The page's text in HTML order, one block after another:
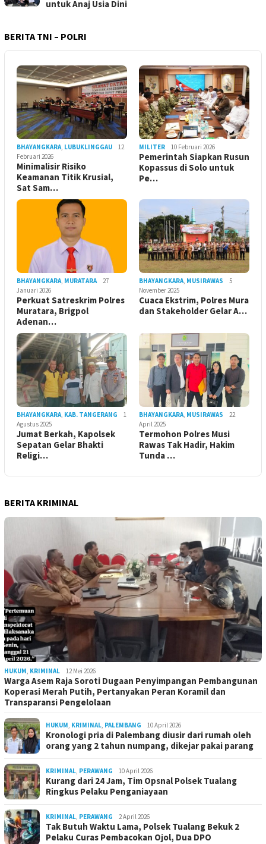
untuk Anaj Usia Dini
BERITA TNI – POLRI
BHAYANGKARA, LUBUKLINGGAU
12
Februari 2026
Minimalisir Risiko
Keamanan Titik Krusial,
Sat Sam…
MILITER 10 Februari 2026
Pemerintah Siapkan Rusun
Kopassus di Solo untuk
Pe…
BHAYANGKARA, MURATARA
27
Januari 2026
Perkuat Satreskrim Polres
Muratara, Brigpol
Adenan…
BHAYANGKARA, MUSIRAWAS
5
November 2025
Cuaca Ekstrim, Polres Mura
dan Stakeholder Gelar A…
BHAYANGKARA, KAB. TANGERANG
1
Agustus 2025
Jumat Berkah, Kapolsek
Sepatan Gelar Bhakti
Religi…
BHAYANGKARA, MUSIRAWAS
22
April 2025
Termohon Polres Musi
Rawas Tak Hadir, Hakim
Tunda …
BERITA KRIMINAL
HUKUM, KRIMINAL 12 Mei 2026
Warga Asem Raja Soroti Dugaan Penyimpangan Pembangunan
Koperasi Merah Putih, Pertanyakan Peran Koramil dan
Transparansi Pengelolaan
HUKUM, KRIMINAL, PALEMBANG 10 April 2026
Kronologi pria di Palembang diusir dari rumah oleh
orang yang 2 tahun numpang, dikejar pakai parang
KRIMINAL, PERAWANG 10 April 2026
Kurang dari 24 Jam, Tim Opsnal Polsek Tualang
Ringkus Pelaku Penganiayaan
KRIMINAL, PERAWANG 2 April 2026
Tak Butuh Waktu Lama, Polsek Tualang Bekuk 2
Pelaku Curas Pembacokan Ojol, Dua DPO